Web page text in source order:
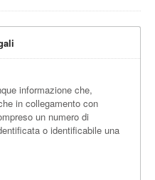
informazione che,
in collegamento con
un numero di
o identificabile una